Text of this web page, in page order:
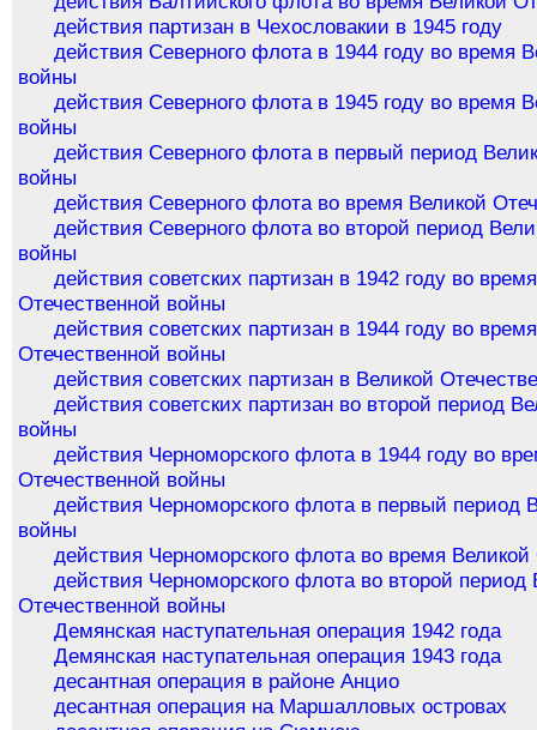
действия партизан в Чехословакии в 1945 году
действия Северного флота в 1944 году во время
войны
действия Северного флота в 1945 году во время
войны
действия Северного флота в первый период
войны
действия Северного флота во время Великой
действия Северного флота во второй период
войны
действия советских партизан в 1942 году во
Отечественной войны
действия советских партизан в 1944 году во
Отечественной войны
действия советских партизан в Великой
действия советских партизан во второй период
войны
действия Черноморского флота в 1944 году во
Отечественной войны
действия Черноморского флота в первый период
войны
действия Черноморского флота во время
действия Черноморского флота во второй период
Отечественной войны
Демянская наступательная операция 1942 года
Демянская наступательная операция 1943 года
десантная операция в районе Анцио
десантная операция на Маршалловых островах